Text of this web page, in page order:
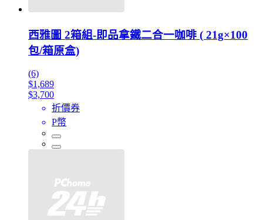
西雅圖 2箱組-即品拿鐵二合一咖啡 ( 21g×100
包/箱原盒)
(6)
$1,689
$3,700
折價券
P幣